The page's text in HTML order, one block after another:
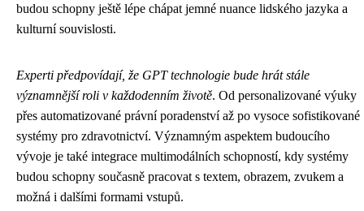
budou schopny ještě lépe chápat jemné nuance lidského jazyka a
kulturní souvislosti.
Experti předpovídají, že GPT technologie bude hrát stále
významnější roli v každodenním životě. Od personalizované výuky
přes automatizované právní poradenství až po vysoce sofistikované
systémy pro zdravotnictví. Významným aspektem budoucího
vývoje je také integrace multimodálních schopností, kdy systémy
budou schopny současně pracovat s textem, obrazem, zvukem a
možná i dalšími formami vstupů.